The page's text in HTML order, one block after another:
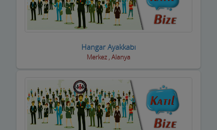
Diş Hekimleri
Döşemeciler,Brandacılar ,Tente,Çadırcılar
Döviz Büroları
Düğün Nişan Salonları
Hangar Ayakkabı
Merkez , Alanya